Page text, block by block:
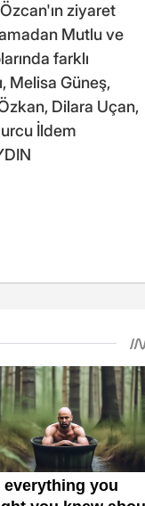
ziyaret
Mutlu ve
farklı
Melisa Güneş,
Dilara Uçan,
İldem